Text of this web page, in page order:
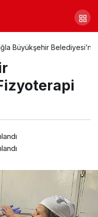
Büyükşehir
doğru bilgi,
engellemede